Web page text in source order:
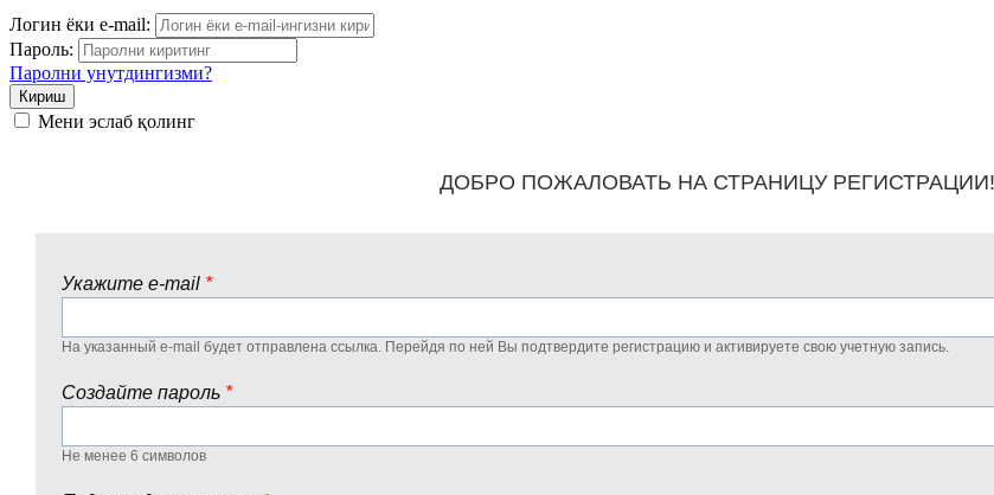
Меҳнат шартномасини ўзгартириш
Меҳнатга оид муносабатларни бекор қилиш
Логин ёки e-mail:
Пароль:
Паролни унутдингизми?
Мени эслаб қолинг